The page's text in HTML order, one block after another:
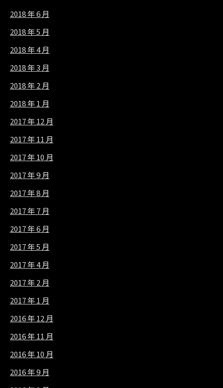
2018 年 6 月
2018 年 5 月
2018 年 4 月
2018 年 3 月
2018 年 2 月
2018 年 1 月
2017 年 12 月
2017 年 11 月
2017 年 10 月
2017 年 9 月
2017 年 8 月
2017 年 7 月
2017 年 6 月
2017 年 5 月
2017 年 4 月
2017 年 2 月
2017 年 1 月
2016 年 12 月
2016 年 11 月
2016 年 10 月
2016 年 9 月